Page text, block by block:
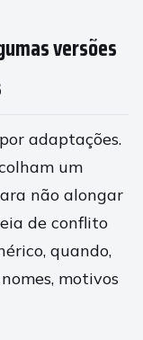
versões
adaptações.
um
não alongar
de conflito
quando,
motivos